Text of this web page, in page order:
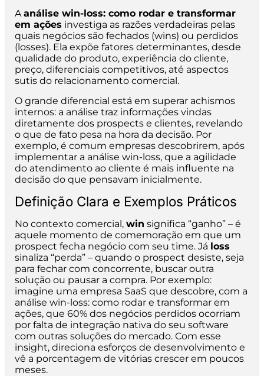
Aanálise win-loss: como rodar e transformar
em ações investiga as razões verdadeiras pelas
quais negócios são fechados (wins) ou perdidos
(losses). Ela expõe fatores determinantes, desde
qualidade do produto, experiência do cliente,
preço, diferenciais competitivos, até aspectos
sutis do relacionamento comercial.
O grande diferencial está em superar achismos
internos: a análise traz informações vindas
diretamente dos prospects e clientes, revelando
o que de fato pesa na hora da decisão. Por
exemplo, é comum empresas descobrirem, após
implementar a análise win-loss, que a agilidade
do atendimento ao cliente é mais influente na
decisão do que pensavam inicialmente.
Definição Clara e Exemplos Práticos
No contexto comercial, win significa “ganho” – é
aquele momento de comemoração em que um
prospect fecha negócio com seu time. Já loss
sinaliza “perda” – quando o prospect desiste, seja
para fechar com concorrente, buscar outra
solução ou pausar a compra. Por exemplo:
imagine uma empresa SaaS que descobre, com a
análise win-loss: como rodar e transformar em
ações, que 60% dos negócios perdidos ocorriam
por falta de integração nativa do seu software
com outras soluções do mercado. Com esse
insight, direciona esforços de desenvolvimento e
vê a porcentagem de vitórias crescer em poucos
meses.